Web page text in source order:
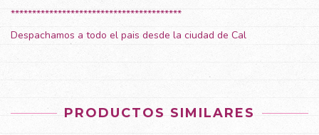
****************************************
Despachamos a todo el pais desde la ciudad de Cal
PRODUCTOS SIMILARES